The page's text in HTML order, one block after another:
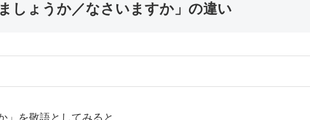
しょうか／なさいますか」の違い
」を敬語としてみると、